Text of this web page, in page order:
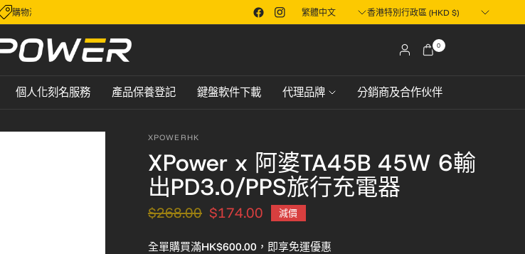
購物滿 HK$600，即可免費順豐送貨，派送至香港或澳門地區 想搶先一步早鳥預訂XPower市面上還未推出產品？立即了解！
Translation
missing:
TW.localization.update_country
Translation
missing:
TW.localization.update_country
0
個人化刻名服務 產品保養登記 鍵盤軟件下載 代理品牌 分銷商及合作伙伴
XPOWERHK
XPower x 阿婆TA45B 45W 6輸
出PD3.0/PPS旅行充電器
$268.00 $174.00 減價
全單購買滿HK$600.00，即享免運優惠